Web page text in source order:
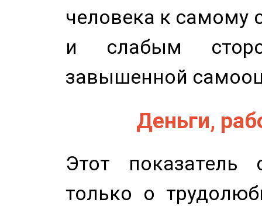
человека к самому
и слабым
завышенной
Деньги,
Этот показатель
только о